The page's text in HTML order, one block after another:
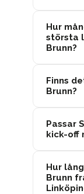
Hur
största
Brunn?
Finns
Brunn?
Passar
kick-off
Hur
Brunn